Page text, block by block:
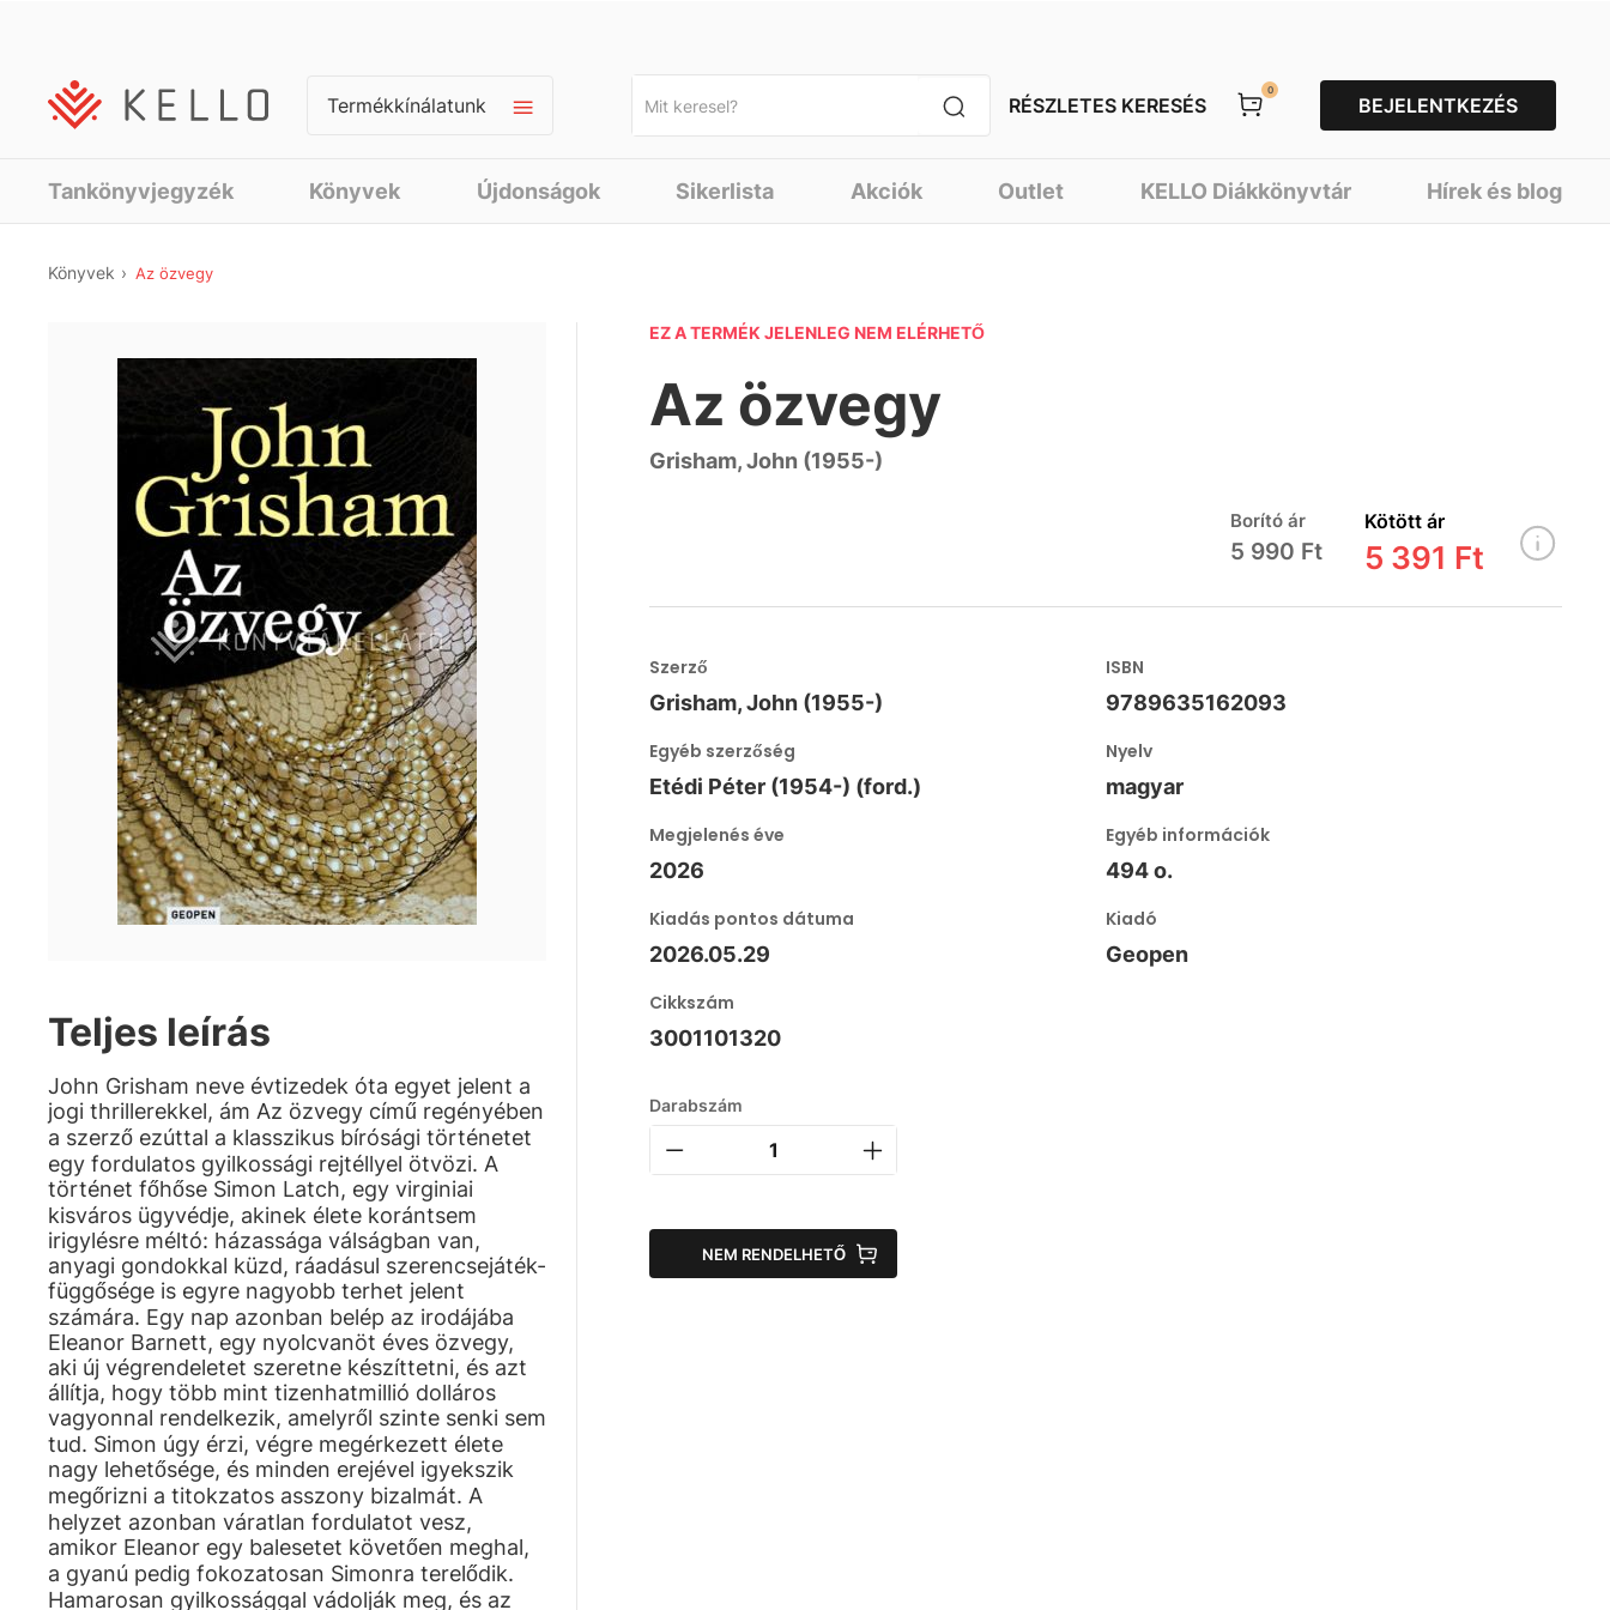
Termékkínálatunk RÉSZLETES KERESÉS
0
BEJELENTKEZÉS
Tankönyvjegyzék Könyvek Újdonságok Sikerlista Akciók Outlet KELLO Diákkönyvtár Hírek és blog
Könyvek Az özvegy
Teljes leírás
John Grisham neve évtizedek óta egyet jelent a
jogi thrillerekkel, ám Az özvegy című regényében
a szerző ezúttal a klasszikus bírósági történetet
egy fordulatos gyilkossági rejtéllyel ötvözi. A
történet főhőse Simon Latch, egy virginiai
kisváros ügyvédje, akinek élete korántsem
irigylésre méltó: házassága válságban van,
anyagi gondokkal küzd, ráadásul szerencsejáték-
függősége is egyre nagyobb terhet jelent
számára. Egy nap azonban belép az irodájába
Eleanor Barnett, egy nyolcvanöt éves özvegy,
aki új végrendeletet szeretne készíttetni, és azt
állítja, hogy több mint tizenhatmillió dolláros
vagyonnal rendelkezik, amelyről szinte senki sem
tud. Simon úgy érzi, végre megérkezett élete
nagy lehetősége, és minden erejével igyekszik
megőrizni a titokzatos asszony bizalmát. A
helyzet azonban váratlan fordulatot vesz,
amikor Eleanor egy balesetet követően meghal,
a gyanú pedig fokozatosan Simonra terelődik.
Hamarosan gyilkossággal vádolják meg, és az
EZ A TERMÉK JELENLEG NEM ELÉRHETŐ
Az özvegy
Grisham, John (1955-)
Borító ár
5 990 Ft
Kötött ár
5 391 Ft
Szerző
Grisham, John (1955-)
ISBN
9789635162093
Egyéb szerzőség
Etédi Péter (1954-) (ford.)
Nyelv
magyar
Megjelenés éve
2026
Egyéb információk
494 o.
Kiadás pontos dátuma
2026.05.29
Kiadó
Geopen
Cikkszám
3001101320
Darabszám
NEM RENDELHETŐ